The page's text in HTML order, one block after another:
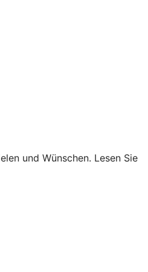
und Wünschen. Lesen Sie